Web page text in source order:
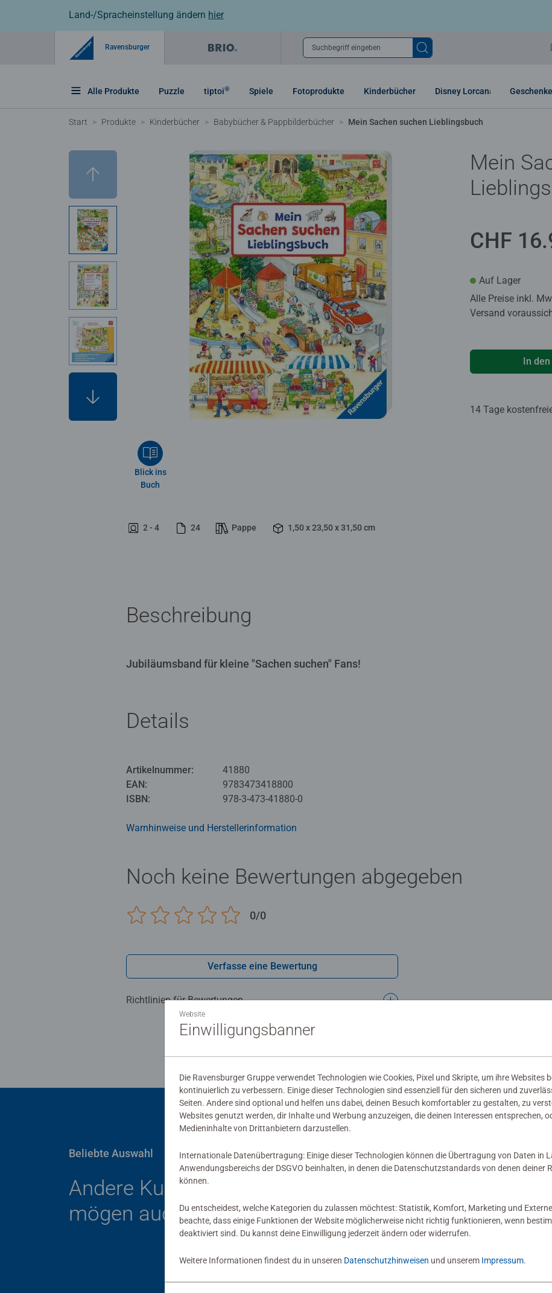
Land-/Spracheinstellung ändern hier
Ravensburger Suchbegriff eingeben
Alle Produkte Puzzle tiptoi® Spiele Fotoprodukte Kinderbücher Disney Lorcana Geschenke
Start Produkte Kinderbücher Babybücher & Pappbilderbücher Mein Sachen suchen Lieblingsbuch
Blick ins
Buch
2 - 4 24 Pappe 1,50 x 23,50 x 31,50 cm
Mein
CHF
Auf Lager
Alle Preise inkl.
Versand
In
14 Tage
Beschreibung
Jubiläumsband für kleine "Sachen suchen" Fans!
Details
Artikelnummer:
41880
EAN:
9783473418800
ISBN:
978-3-473-41880-0
Warnhinweise und Herstellerinformation
Noch keine Bewertungen abgegeben
0/0
Verfasse eine Bewertung
Richtlinien für Bewertungen
Beliebte Auswahl
Andere Kunden
mögen auch
Website
Einwilligungsbanner
Die Ravensburger Gruppe verwendet Technologien wie Cookies, Pixel und Skripte, um ihre Websites
kontinuierlich zu verbessern. Einige dieser Technologien sind essenziell für den sicheren und
Seiten. Andere sind optional und helfen uns dabei, deinen Besuch komfortabler zu gestalten, zu
Websites genutzt werden, dir Inhalte und Werbung anzuzeigen, die deinen Interessen entsprechen,
Medieninhalte von Drittanbietern darzustellen.
Internationale Datenübertragung: Einige dieser Technologien können die Übertragung von Daten in
Anwendungsbereichs der DSGVO beinhalten, in denen die Datenschutzstandards von denen deiner
können.
Du entscheidest, welche Kategorien du zulassen möchtest: Statistik, Komfort, Marketing und
beachte, dass einige Funktionen der Website möglicherweise nicht richtig funktionieren, wenn
deaktiviert sind. Du kannst deine Einwilligung jederzeit ändern oder widerrufen.
Weitere Informationen findest du in unseren Datenschutzhinweisen und unserem Impressum.